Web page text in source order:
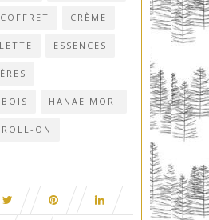
COFFRET CRÈME
ESSENCES
HANAE MORI
ROLL-ON